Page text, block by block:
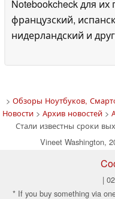
Notebookcheck для
французский,
нидерландский и
> Обзоры Ноутбуков,
Новости> Архив новостей>
Стали известны сроки
Vineet Washington,
|
* If you buy something via